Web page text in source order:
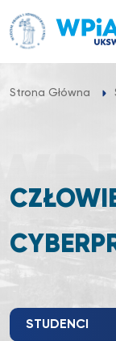
do
treści
Strona Główna
STUDENCI